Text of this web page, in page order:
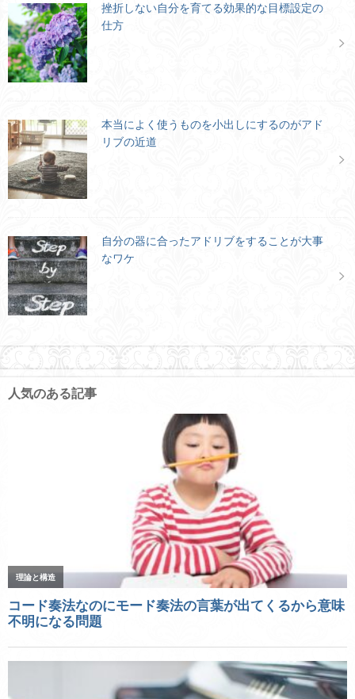
挫折しない自分を育てる効果的な目標設定の
仕方
本当によく使うものを小出しにするのがアド
リブの近道
自分の器に合ったアドリブをすることが大事
なワケ
人気のある記事